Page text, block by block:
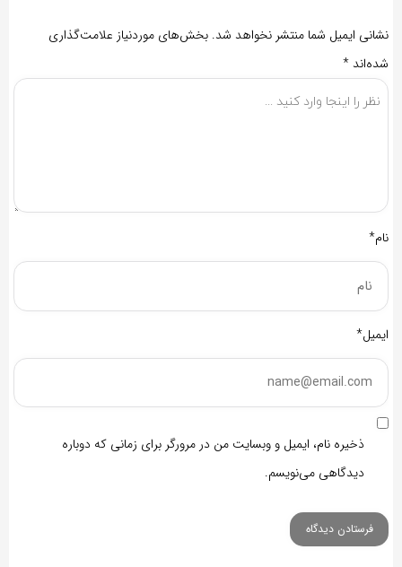
نشانی ایمیل شما منتشر نخواهد شد. بخش‌های موردنیاز علامت‌گذاری
شده‌اند *
نام*
ایمیل*
ذخیره نام، ایمیل و وبسایت من در مرورگر برای زمانی که دوباره
دیدگاهی می‌نویسم.